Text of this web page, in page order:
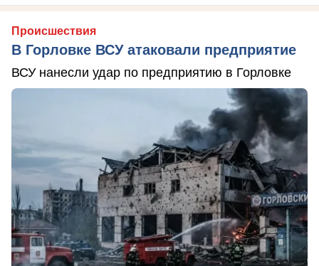
Происшествия
В Горловке ВСУ атаковали предприятие
ВСУ нанесли удар по предприятию в Горловке